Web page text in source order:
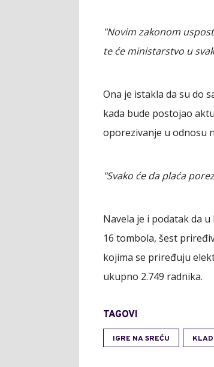
"Novim zakonom
te će ministarstvo u
Ona je istakla da su do
kada bude postojao
oporezivanje u odnosu
"Svako će da plaća
Navela je i podatak da u
16 tombola, šest
kojima se priređuju
ukupno 2.749 radnika.
TAGOVI
IGRE NA SREĆU